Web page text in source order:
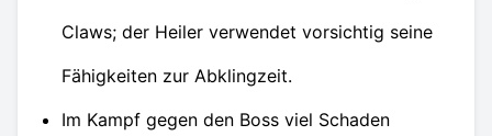
Claws; der Heiler verwendet vorsichtig seine
Fähigkeiten zur Abklingzeit.
Im Kampf gegen den Boss viel Schaden